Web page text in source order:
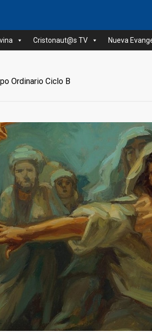
Cristonaut@s TV Nueva
Ordinario Ciclo B